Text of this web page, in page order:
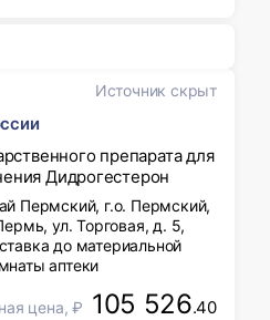
Источник скрыт
препарата для
Дидрогестерон
Пермский, г.о. Пермский,
ул. Торговая, д. 5,
до материальной
аптеки
цена, ₽ 105 526.40